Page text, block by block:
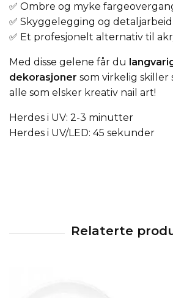
✅ Ombre og myke
✅ Skyggelegging og detaljarbeid
✅ Et profesjonelt alternativ til
Med disse gelene får du
dekorasjoner som virkelig
alle som elsker kreativ nail art!
Herdes i UV: 2-3 minutter
Herdes i UV/LED: 45 sekunder